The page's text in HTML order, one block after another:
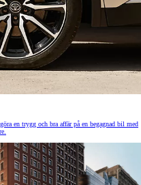
en trygg och bra affär på en begagnad bil med